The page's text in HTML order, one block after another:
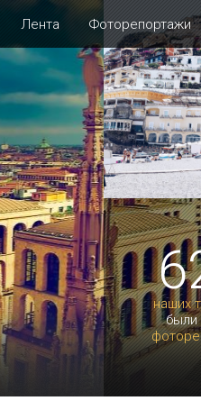
Лента Фоторепортажи
наших
были